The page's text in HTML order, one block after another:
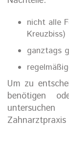
nicht alle
Kreuzbiss)
ganztags
Um zu
benötigen